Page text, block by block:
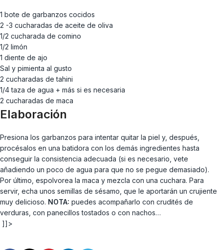
1 bote de garbanzos cocidos
2 -3 cucharadas de aceite de oliva
1/2 cucharada de comino
1/2 limón
1 diente de ajo
Sal y pimienta al gusto
2 cucharadas de tahini
1/4 taza de agua + más si es necesaria
2 cucharadas de maca
Elaboración
Presiona los garbanzos para intentar quitar la piel y, después,
procésalos en una batidora con los demás ingredientes hasta
conseguir la consistencia adecuada (si es necesario, vete
añadiendo un poco de agua para que no se pegue demasiado).
Por último, espolvorea la maca y mezcla con una cuchara. Para
servir, echa unos semillas de sésamo, que le aportarán un crujiente
muy delicioso. NOTA: puedes acompañarlo con crudités de
verduras, con panecillos tostados o con nachos…
]]>